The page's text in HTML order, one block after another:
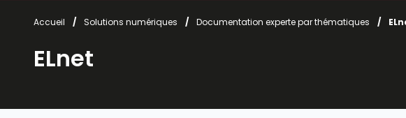
Accueil / Solutions numériques / Documentation experte par thématiques /
ELnet